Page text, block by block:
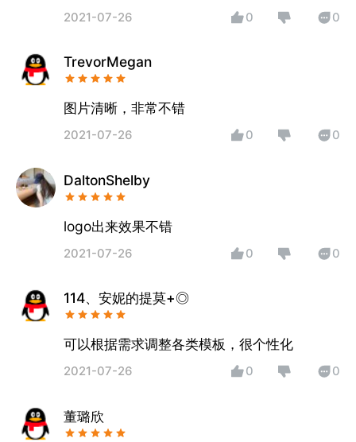
2021-07-26 0 0
TrevorMegan
图片清晰，非常不错
2021-07-26 0 0
DaltonShelby
logo出来效果不错
2021-07-26 0 0
114、安妮的提莫+◎
可以根据需求调整各类模板，很个性化
2021-07-26 0 0
董璐欣